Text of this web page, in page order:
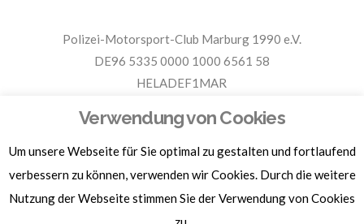
Polizei-Motorsport-Club Marburg 1990 e.V.
DE96 5335 0000 1000 6561 58
HELADEF1MAR
Für Spendenbescheinigungen, Sachspenden und weitere
Informationen, hier klicken.
Verwendung von Cookies
Um unsere Webseite für Sie optimal zu gestalten und fortlaufend
verbessern zu können, verwenden wir Cookies. Durch die weitere
Nutzung der Webseite stimmen Sie der Verwendung von Cookies